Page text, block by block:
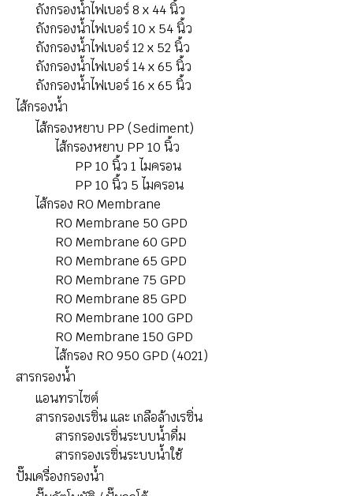
ถังกรองน้ำไฟเบอร์ 8 x 44 นิ้ว
ถังกรองน้ำไฟเบอร์ 10 x 54 นิ้ว
ถังกรองน้ำไฟเบอร์ 12 x 52 นิ้ว
ถังกรองน้ำไฟเบอร์ 14 x 65 นิ้ว
ถังกรองน้ำไฟเบอร์ 16 x 65 นิ้ว
ไส้กรองนํ้า
ไส้กรองหยาบ PP (Sediment)
ไส้กรองหยาบ PP 10 นิ้ว
PP 10 นิ้ว 1 ไมครอน
PP 10 นิ้ว 5 ไมครอน
ไส้กรอง RO Membrane
RO Membrane 50 GPD
RO Membrane 60 GPD
RO Membrane 65 GPD
RO Membrane 75 GPD
RO Membrane 85 GPD
RO Membrane 100 GPD
RO Membrane 150 GPD
ไส้กรอง RO 950 GPD (4021)
สารกรองน้ำ
แอนทราไซต์
สารกรองเรซิ่น และ เกลือล้างเรซิ่น
สารกรองเรซิ่นระบบน้ำดื่ม
สารกรองเรซิ่นระบบน้ำใช้
ปั๊มเครื่องกรองนํ้า